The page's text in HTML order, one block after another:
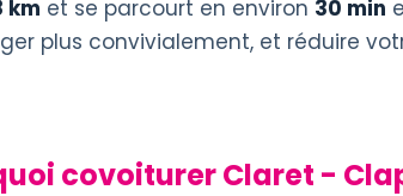
km et se parcourt en environ 30 min
plus convivialement, et réduire
covoiturer Claret -